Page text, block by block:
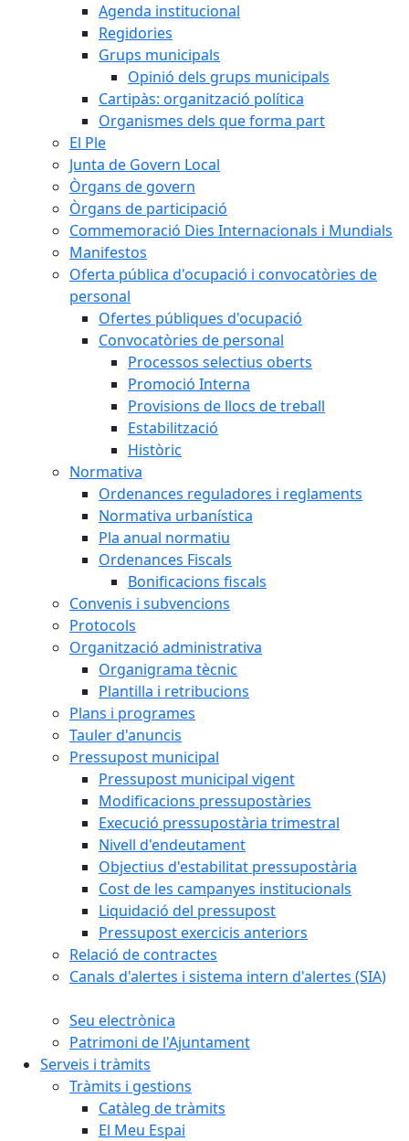
Agenda institucional
Regidories
Grups municipals
Opinió dels grups municipals
Cartipàs: organització política
Organismes dels que forma part
El Ple
Junta de Govern Local
Òrgans de govern
Òrgans de participació
Commemoració Dies Internacionals i Mundials
Manifestos
Oferta pública d'ocupació i convocatòries de
personal
Ofertes públiques d'ocupació
Convocatòries de personal
Processos selectius oberts
Promoció Interna
Provisions de llocs de treball
Estabilització
Històric
Normativa
Ordenances reguladores i reglaments
Normativa urbanística
Pla anual normatiu
Ordenances Fiscals
Bonificacions fiscals
Convenis i subvencions
Protocols
Organització administrativa
Organigrama tècnic
Plantilla i retribucions
Plans i programes
Tauler d'anuncis
Pressupost municipal
Pressupost municipal vigent
Modificacions pressupostàries
Execució pressupostària trimestral
Nivell d'endeutament
Objectius d'estabilitat pressupostària
Cost de les campanyes institucionals
Liquidació del pressupost
Pressupost exercicis anteriors
Relació de contractes
Canals d'alertes i sistema intern d'alertes (SIA)
Seu electrònica
Patrimoni de l'Ajuntament
Serveis i tràmits
Tràmits i gestions
Catàleg de tràmits
El Meu Espai